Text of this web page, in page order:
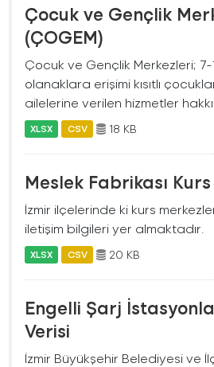
Çocuk ve Gençlik
(ÇOGEM)
Çocuk ve Gençlik Merkezleri; 7-
olanaklara erişimi kısıtlı
ailelerine verilen hizmetler
XLSX CSV 18 KB
Meslek Fabrikası
İzmir ilçelerinde ki kurs
iletişim bilgileri yer almaktadır.
XLSX CSV 20 KB
Engelli Şarj
Verisi
İzmir Büyükşehir Belediyesi ve